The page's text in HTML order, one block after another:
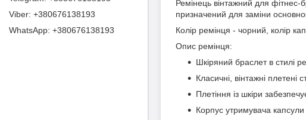
Ремінець вінтажний для
призначений для заміни
Колір ремінця - чорний, колір
Опис ремінця:
Шкіряний браслет в стилі
Класичні, вінтажні плетені
Плетіння із шкіри
Корпус утримувача
+380676138193
+380676138193